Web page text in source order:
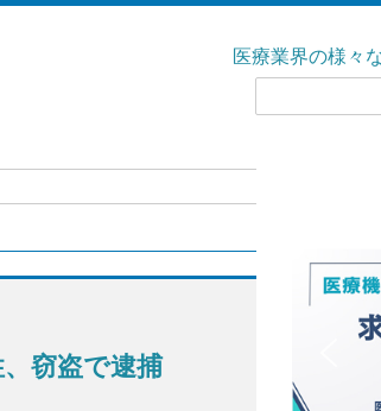
医療業界の様々
窃盗で逮捕